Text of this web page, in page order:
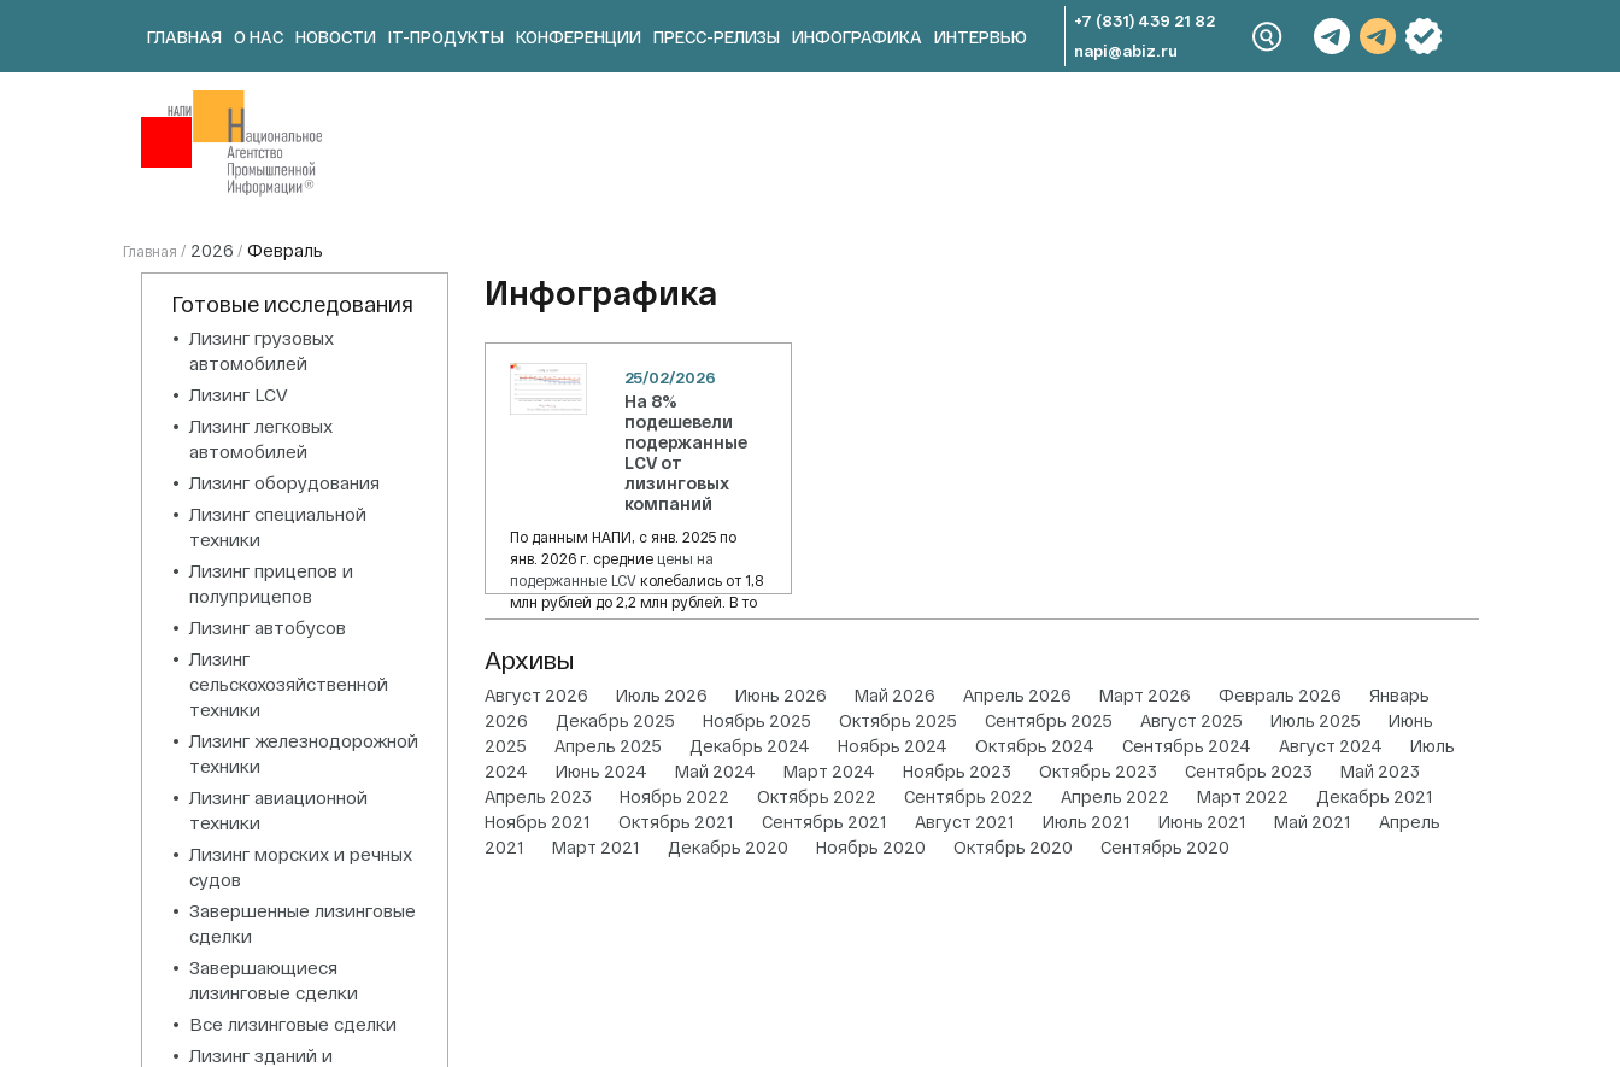
ГЛАВНАЯ О НАС НОВОСТИ IT-ПРОДУКТЫ КОНФЕРЕНЦИИ ПРЕСС-РЕЛИЗЫ ИНФОГРАФИКА ИНТЕРВЬЮ
+7 (831) 439 21 82
napi@abiz.ru
Главная / 2026 / Февраль
Инфографика
25/02/2026
На 8%
подешевели
подержанные
LCV от
лизинговых
компаний
По данным НАПИ, с янв. 2025 по
янв. 2026 г. средние цены на
подержанные LCV колебались от 1,8
млн рублей до 2,2 млн рублей. В то
же время лизинговые цены ...
Архивы
Август 2026 Июль 2026 Июнь 2026 Май 2026 Апрель 2026 Март 2026 Февраль 2026
Январь
2026
Декабрь 2025 Ноябрь 2025 Октябрь 2025 Сентябрь 2025 Август 2025 Июль 2025
Июнь
2025
Апрель 2025 Декабрь 2024 Ноябрь 2024 Октябрь 2024 Сентябрь 2024 Август 2024
Июль
2024
Июнь 2024 Май 2024 Март 2024 Ноябрь 2023 Октябрь 2023 Сентябрь 2023
Май 2023
Апрель 2023
Ноябрь 2022 Октябрь 2022 Сентябрь 2022 Апрель 2022 Март 2022
Декабрь 2021
Ноябрь 2021
Октябрь 2021 Сентябрь 2021 Август 2021 Июль 2021 Июнь 2021 Май 2021
Апрель
2021
Март 2021 Декабрь 2020 Ноябрь 2020 Октябрь 2020 Сентябрь 2020
Готовые исследования
Лизинг грузовых
автомобилей
Лизинг LCV
Лизинг легковых
автомобилей
Лизинг оборудования
Лизинг специальной
техники
Лизинг прицепов и
полуприцепов
Лизинг автобусов
Лизинг
сельскохозяйственной
техники
Лизинг железнодорожной
техники
Лизинг авиационной
техники
Лизинг морских и речных
судов
Завершенные лизинговые
сделки
Завершающиеся
лизинговые сделки
Все лизинговые сделки
Лизинг зданий и